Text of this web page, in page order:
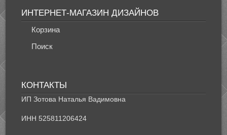
ИНТЕРНЕТ-МАГАЗИН ДИЗАЙНОВ
Корзина
Поиск
КОНТАКТЫ
ИП Зотова Наталья Вадимовна
ИНН 525811206424